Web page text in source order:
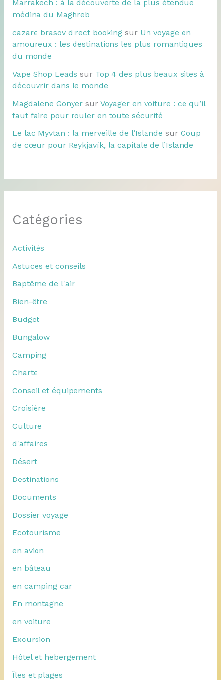
Marrakech : à la découverte de la plus étendue
médina du Maghreb
cazare brasov direct bookingsur Un voyage en
amoureux : les destinations les plus romantiques
du monde
Vape Shop Leads sur Top 4 des plus beaux sites à
découvrir dans le monde
Magdalene Gonyersur Voyager en voiture : ce qu’il
faut faire pour rouler en toute sécurité
Le lac Myvtan : la merveille de l’Islande sur Coup
de cœur pour Reykjavík, la capitale de l’Islande
Catégories
Activités
Astuces et conseils
Baptême de l'air
Bien-être
Budget
Bungalow
Camping
Charte
Conseil et équipements
Croisière
Culture
d'affaires
Désert
Destinations
Documents
Dossier voyage
Ecotourisme
en avion
en bâteau
en camping car
En montagne
en voiture
Excursion
Hôtel et hebergement
Îles et plages